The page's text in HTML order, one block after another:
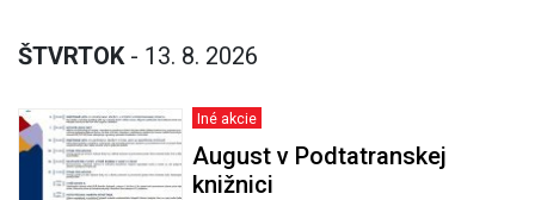
ŠTVRTOK - 13. 8. 2026
Iné akcie
August v Podtatranskej
knižnici